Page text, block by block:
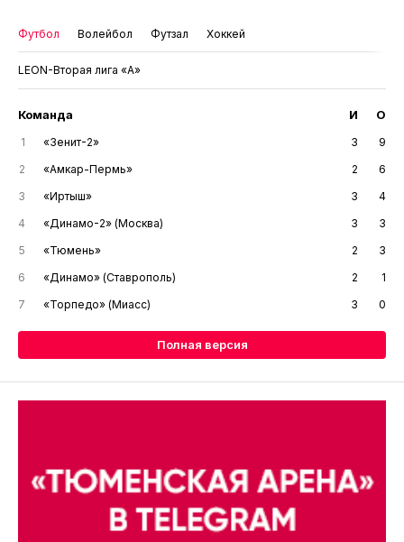
Футбол Волейбол Футзал Хоккей
LEON-Вторая лига «А»
Команда И О
1 «Зенит-2» 3
9
2
«Амкар-Пермь» 2
6
3
«Иртыш» 3
4
4
«Динамо-2» (Москва) 3
3
5
«Тюмень» 2
3
6
«Динамо» (Ставрополь) 2
1
7
«Торпедо» (Миасс) 3 0
Полная версия